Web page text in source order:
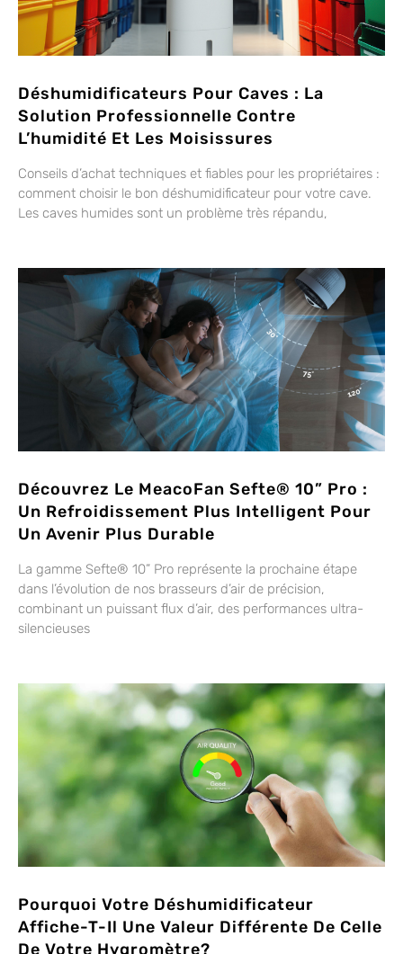
Déshumidificateurs Pour Caves : La
Solution Professionnelle Contre
L’humidité Et Les Moisissures
Conseils d’achat techniques et fiables pour les propriétaires :
comment choisir le bon déshumidificateur pour votre cave.
Les caves humides sont un problème très répandu,
Découvrez Le MeacoFan Sefte® 10” Pro :
Un Refroidissement Plus Intelligent Pour
Un Avenir Plus Durable
La gamme Sefte® 10” Pro représente la prochaine étape
dans l’évolution de nos brasseurs d’air de précision,
combinant un puissant flux d’air, des performances ultra-
silencieuses
Pourquoi Votre Déshumidificateur
Affiche-T-Il Une Valeur Différente De Celle
De Votre Hygromètre?